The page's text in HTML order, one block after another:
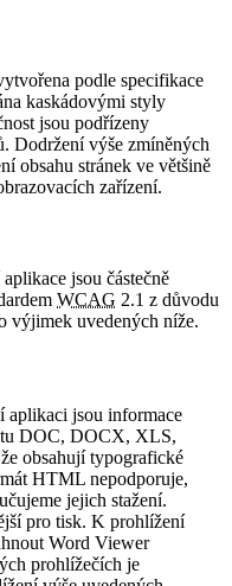
podle specifikace
kaskádovými styly
jsou podřízeny
Dodržení výše zmíněných
obsahu stránek ve většině
zařízení.
jsou částečně
WCAG 2.1 z důvodu
výjimek uvedených níže.
aplikaci jsou informace
DOC, DOCX, XLS,
obsahují typografické
HTML nepodporuje,
jejich stažení.
pro tisk. K prohlížení
Word Viewer
prohlížečích je